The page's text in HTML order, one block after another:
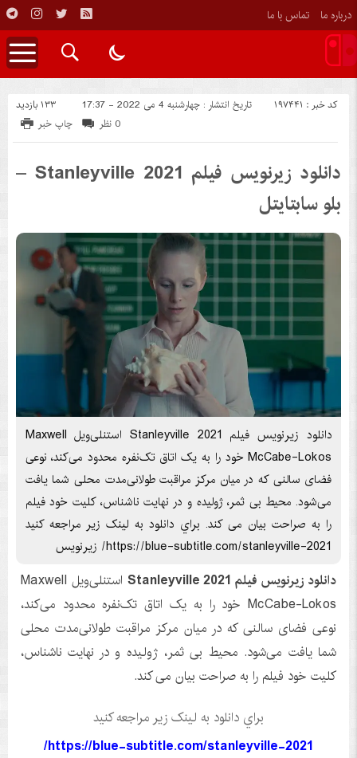
درباره ما تماس با ما
تاریخ انتشار : چهارشنبه 4 می 2022 - 17:37 133 بازدید کد خبر : 197441
چاپ خبر 0 نظر
دانلود زیرنویس فیلم Stanleyville 2021 –
بلو سابتايتل
دانلود زیرنویس فیلم Stanleyville 2021 استنلی‌ویل Maxwell
McCabe-Lokos خود را به یک اتاق تک‌نفره محدود می‌کند، نوعی
فضای سالنی که در میان مرکز مراقبت طولانی‌مدت محلی شما یافت
می‌شود. محیط بی ثمر، ژولیده و در نهایت ناشناس، کلیت خود فیلم
را به صراحت بیان می کند. براي دانلود به لينک زير مراجعه کنيد
https://blue-subtitle.com/stanleyville-2021/ زیرنویس
دانلود زیرنویس فیلم Stanleyville 2021
استنلی‌ویل Maxwell
McCabe-Lokos خود را به یک اتاق تک‌نفره محدود می‌کند،
نوعی فضای سالنی که در میان مرکز مراقبت طولانی‌مدت محلی
شما یافت می‌شود. محیط بی ثمر، ژولیده و در نهایت ناشناس،
کلیت خود فیلم را به صراحت بیان می کند.
براي دانلود به لينک زير مراجعه کنيد
https://blue-subtitle.com/stanleyville-2021/